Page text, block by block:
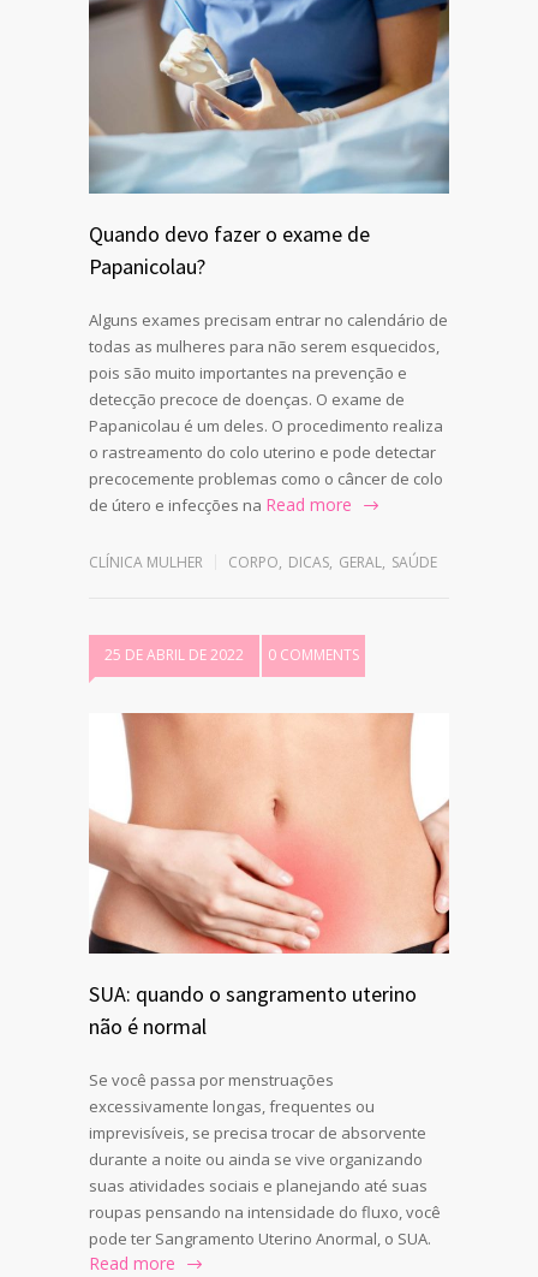
Quando devo fazer o exame de
Papanicolau?
Alguns exames precisam entrar no calendário de
todas as mulheres para não serem esquecidos,
pois são muito importantes na prevenção e
detecção precoce de doenças. O exame de
Papanicolau é um deles. O procedimento realiza
o rastreamento do colo uterino e pode detectar
precocemente problemas como o câncer de colo
de útero e infecções na Read more
CLÍNICA MULHER CORPO, DICAS, GERAL, SAÚDE
25 DE ABRIL DE 2022 0 COMMENTS
SUA: quando o sangramento uterino
não é normal
Se você passa por menstruações
excessivamente longas, frequentes ou
imprevisíveis, se precisa trocar de absorvente
durante a noite ou ainda se vive organizando
suas atividades sociais e planejando até suas
roupas pensando na intensidade do fluxo, você
pode ter Sangramento Uterino Anormal, o SUA.
Read more